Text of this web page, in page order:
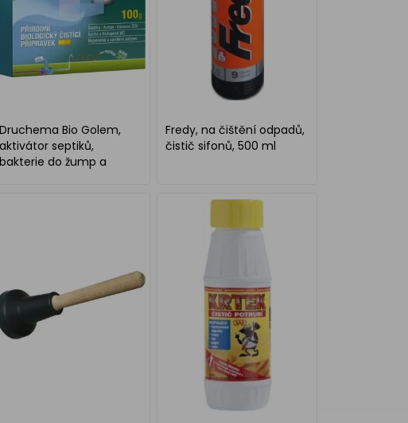
Druchema Bio Golem,
aktivátor septiků,
bakterie do žump a
Fredy, na čištění odpadů,
čistič sifonů, 500 ml